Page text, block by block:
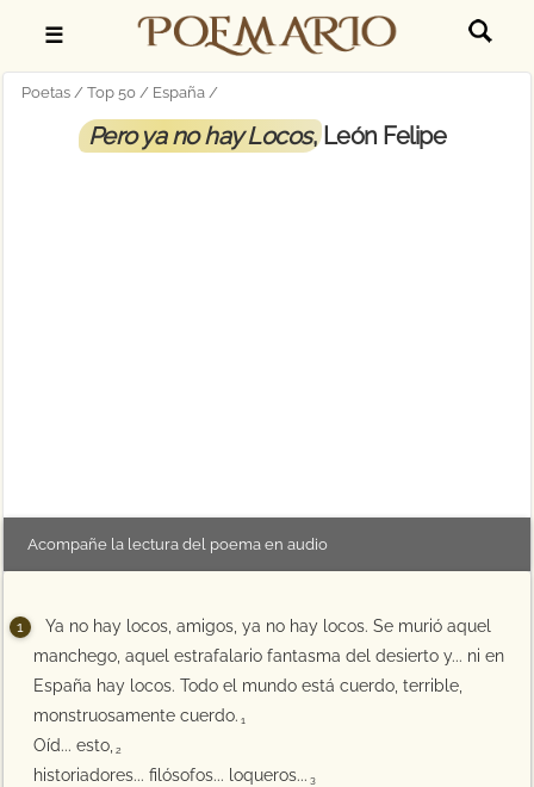
☰
Poetas Top 50 España
Pero ya no hay Locos, León Felipe
Acompañe la lectura del poema en audio
Ya no hay locos, amigos, ya no hay locos. Se murió aquel
manchego, aquel estrafalario fantasma del desierto y... ni en
España hay locos. Todo el mundo está cuerdo, terrible,
monstruosamente cuerdo. 1
Oíd... esto, 2
historiadores... filósofos... loqueros... 3